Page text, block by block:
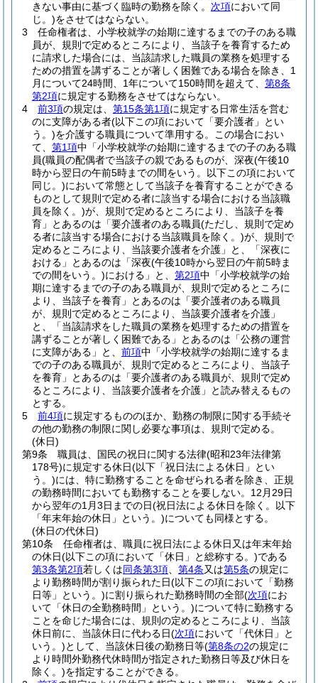
きない事由に基づく臨時の勤務を除く。 次項において同
じ。)をさせてはならない。
3
任命権者は、小学校就学の始期に達するまでの子のある職
員が、規則で定めるところにより、当該子を養育するため
に請求した場合には、当該請求した職員の業務を処理する
ための措置を講ずることが著しく困難である場合を除き、1
月について24時間、1年について150時間を超えて、 第8条
第2項に規定する勤務をさせてはならない。
4
前3項の規定は、 第15条第1項に規定する日常生活を営む
のに支障がある者(以下この項において「要介護者」とい
う。)を介護する職員について準用する。
この場合におい
て、 第1項中「小学校就学の始期に達するまでの子のある職
員(職員の配偶者で当該子の親であるものが、深夜(午後10
時から翌日の午前5時までの間をいう。以下この項において
同じ。)において常態として当該子を養育することができる
ものとして規則で定める者に該当する場合における当該職
員を除く。)が、規則で定めるところにより、当該子を養
育」とあるのは「要介護者のある職員(ただし、規則で定め
る者に該当する場合における当該職員を除く。)が、規則で
定めるところにより、当該要介護者を介護」と、「深夜に
おける」とあるのは「深夜(午後10時から翌日の午前5時ま
での間をいう。)における」と、 第2項中「小学校就学の始
期に達するまでの子のある職員が、規則で定めるところに
より、当該子を養育」とあるのは「要介護者のある職員
が、規則で定めるところにより、当該要介護者を介護」
と、「当該請求をした職員の業務を処理するための措置を
講ずることが著しく困難である」とあるのは「公務の運営
に支障がある」と、 前項中「小学校就学の始期に達するま
での子のある職員が、規則で定めるところにより、当該子
を養育」とあるのは「要介護者のある職員が、規則で定め
るところにより、当該要介護者を介護」と読み替えるもの
とする。
5
前4項に規定するもののほか、勤務の制限に関する手続そ
の他の勤務の制限に関し必要な事項は、規則で定める。
(休日)
第9条
職員は、国民の祝日に関する法律(昭和23年法律第
178号)に規定する休日(以下「祝日法による休日」とい
う。)には、特に勤務することを命ぜられる者を除き、正規
の勤務時間においても勤務することを要しない。 12月29日
から翌年の1月3日までの日(祝日法による休日を除く。以下
「年末年始の休日」という。)についても同様とする。
(休日の代休日)
第10条
任命権者は、職員に祝日法による休日又は年末年始
の休日(以下この項において「休日」と総称する。)である
第3条第2項若しくは同条第3項 第4条又は第5条の規定に
より勤務時間が割り振られた日(以下この項において「勤務
日等」という。)に割り振られた勤務時間の全部(次項にお
いて「休日の全勤務時間」という。)について特に勤務する
ことを命じた場合には、規則の定めるところにより、当該
休日前に、当該休日に代わる日(次項において「代休日」と
いう。)として、当該休日後の勤務日等(第8条の2の規定に
より時間外勤務代休時間が指定された勤務日等及び休日を
除く。)を指定することができる。